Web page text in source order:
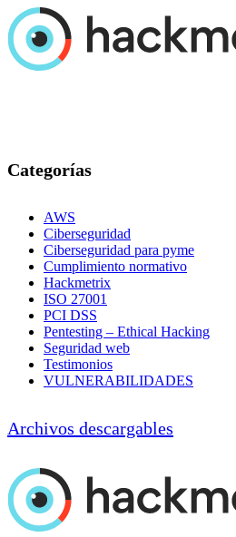
Categorías
AWS
Ciberseguridad
Ciberseguridad para pyme
Cumplimiento normativo
Hackmetrix
ISO 27001
PCI DSS
Pentesting – Ethical Hacking
Seguridad web
Testimonios
VULNERABILIDADES
Archivos descargables